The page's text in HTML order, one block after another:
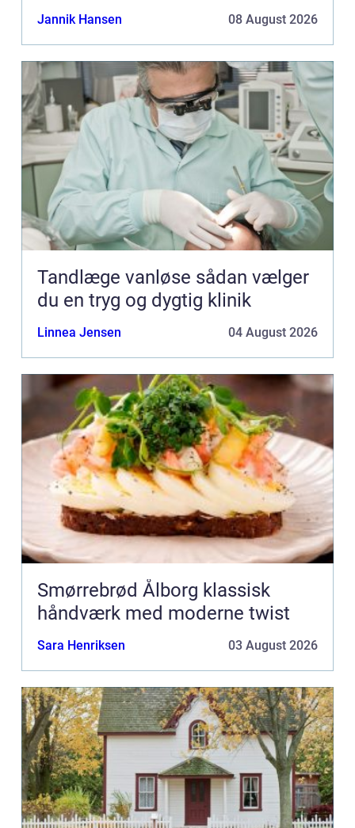
Jannik Hansen 08 August 2026
Tandlæge vanløse sådan vælger
du en tryg og dygtig klinik
Linnea Jensen 04 August 2026
Smørrebrød Ålborg klassisk
håndværk med moderne twist
Sara Henriksen 03 August 2026